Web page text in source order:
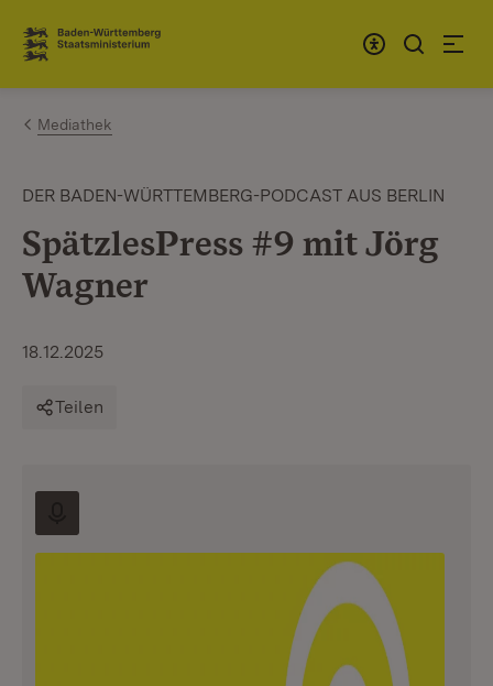
Zum Inhalt springen
Link zur Startseite
Mediathek
DER BADEN-WÜRTTEMBERG-PODCAST AUS BERLIN
SpätzlesPress #9 mit Jörg
Wagner
18.12.2025
Teilen